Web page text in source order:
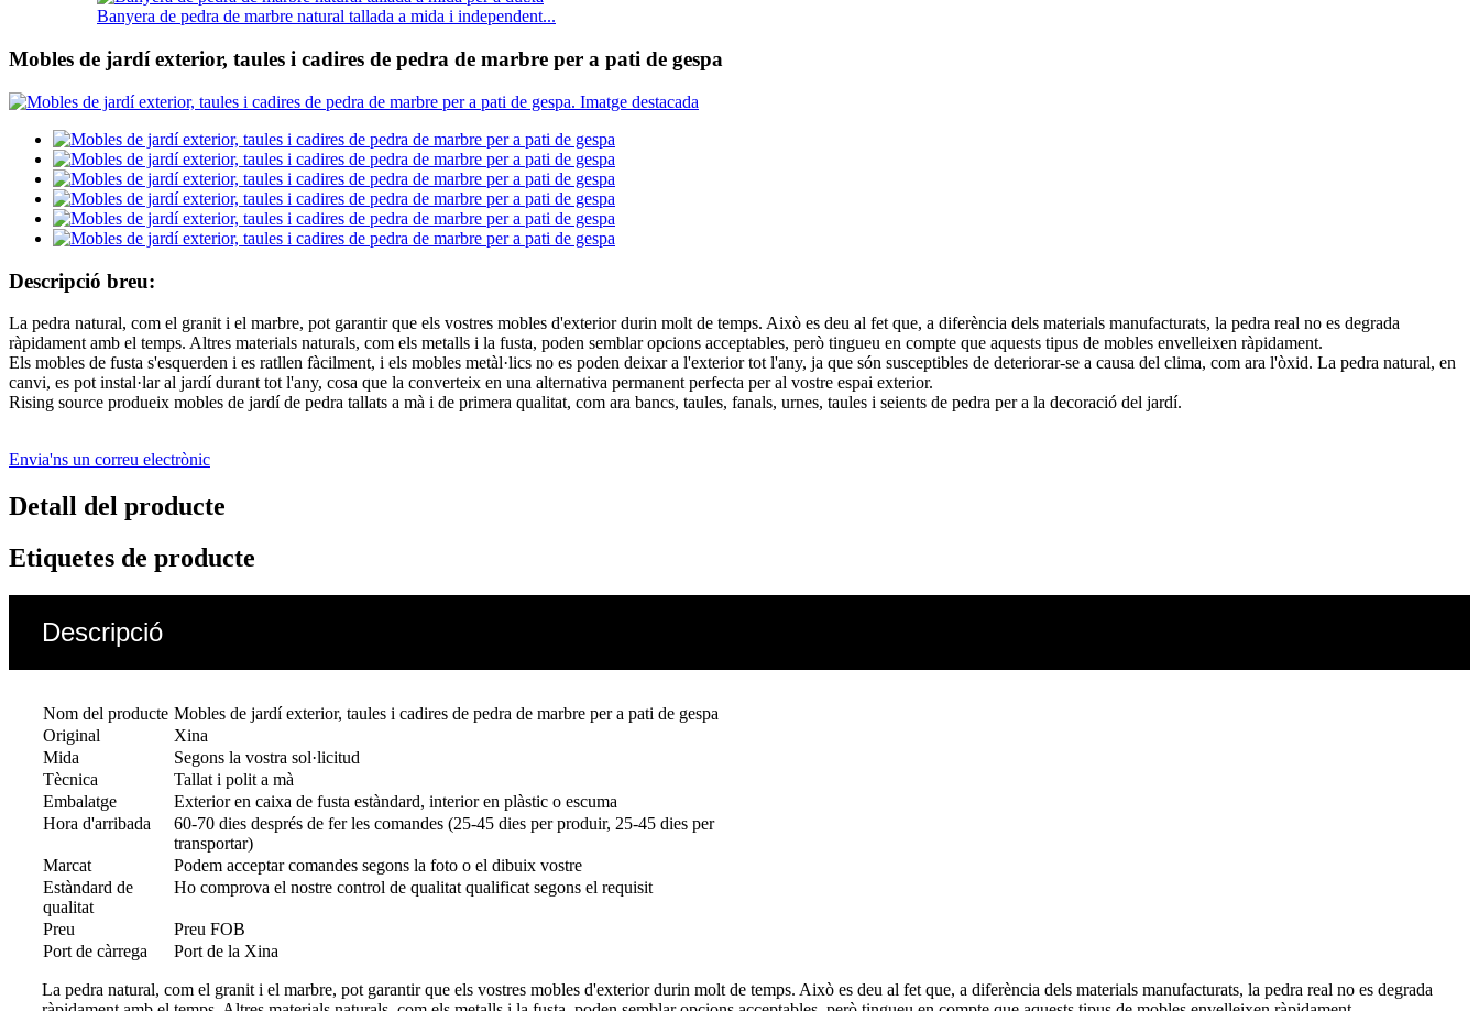
Banyera de pedra de marbre natural tallada a mida i independent...
Mobles de jardí exterior, taules i cadires de pedra de marbre per a pati de gespa
Descripció breu:
La pedra natural, com el granit i el marbre, pot garantir que els vostres mobles d'exterior durin molt de temps. Això es deu al fet que, a diferència dels materials manufacturats, la pedra real no es degrada
ràpidament amb el temps. Altres materials naturals, com els metalls i la fusta, poden semblar opcions acceptables, però tingueu en compte que aquests tipus de mobles envelleixen ràpidament.
Els mobles de fusta s'esquerden i es ratllen fàcilment, i els mobles metàl·lics no es poden deixar a l'exterior tot l'any, ja que són susceptibles de deteriorar-se a causa del clima, com ara l'òxid. La pedra natural, en
canvi, es pot instal·lar al jardí durant tot l'any, cosa que la converteix en una alternativa permanent perfecta per al vostre espai exterior.
Rising source produeix mobles de jardí de pedra tallats a mà i de primera qualitat, com ara bancs, taules, fanals, urnes, taules i seients de pedra per a la decoració del jardí.
Envia'ns un correu electrònic
Detall del producte
Etiquetes de producte
Descripció
Nom del producte Mobles de jardí exterior, taules i cadires de pedra de marbre per a pati de gespa
Original
Xina
Mida
Segons la vostra sol·licitud
Tècnica
Tallat i polit a mà
Embalatge
Exterior en caixa de fusta estàndard, interior en plàstic o escuma
Hora d'arribada
60-70 dies després de fer les comandes (25-45 dies per produir, 25-45 dies per
transportar)
Marcat
Podem acceptar comandes segons la foto o el dibuix vostre
Estàndard de
qualitat
Ho comprova el nostre control de qualitat qualificat segons el requisit
Preu
Preu FOB
Port de càrrega
Port de la Xina
La pedra natural, com el granit i el marbre, pot garantir que els vostres mobles d'exterior durin molt de temps. Això es deu al fet que, a diferència dels materials manufacturats, la pedra real no es degrada